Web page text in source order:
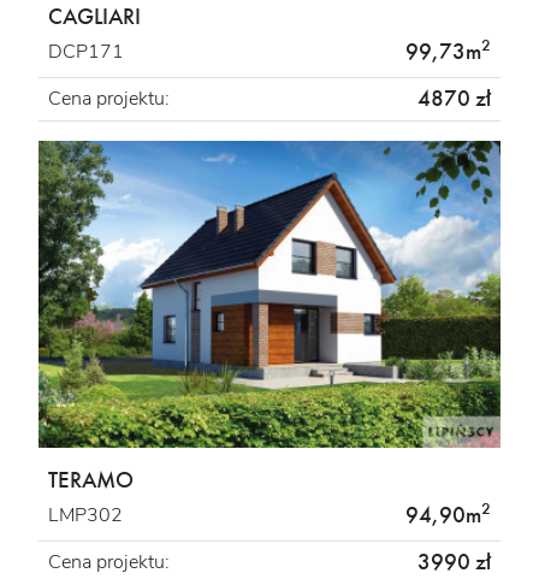
CAGLIARI
DCP171 99,73m2
Cena projektu: 4870 zł
TERAMO
LMP302 94,90m2
Cena projektu: 3990 zł